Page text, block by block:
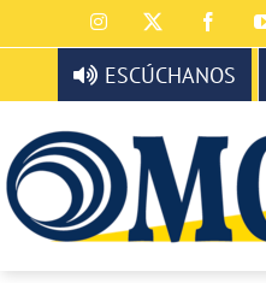
al
contenido
Instagram
ESCÚCHANOS